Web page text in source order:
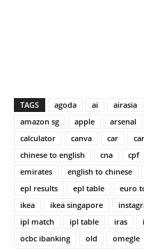
TAGS agoda ai airasia
amazon sg
apple arsenal
calculator
canva car
chinese to english
cna cpf
emirates
english to chinese
epl results
epl table euro
ikea
ikea singapore
ipl match
ipl table iras
ocbc ibanking
old omegle